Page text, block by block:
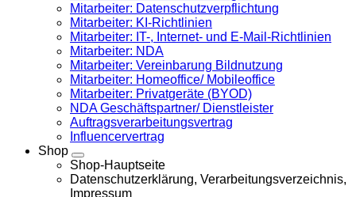
Mitarbeiter: Datenschutzverpflichtung
Mitarbeiter: KI-Richtlinien
Mitarbeiter: IT-, Internet- und E-Mail-Richtlinien
Mitarbeiter: NDA
Mitarbeiter: Vereinbarung Bildnutzung
Mitarbeiter: Homeoffice/ Mobileoffice
Mitarbeiter: Privatgeräte (BYOD)
NDA Geschäftspartner/ Dienstleister
Auftragsverarbeitungsvertrag
Influencervertrag
Shop
Shop-Hauptseite
Datenschutzerklärung, Verarbeitungsverzeichnis,
Impressum